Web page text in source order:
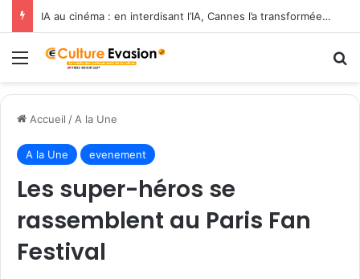
IA au cinéma : en interdisant l’IA, Cannes l’a transformée en label de luxe
Menu
Accueil / A la Une
A la Une evenement
Les super-héros se
rassemblent au Paris Fan
Festival